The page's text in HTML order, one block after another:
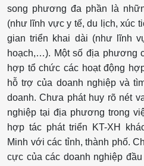
song phương đa phần là
(như lĩnh vực y tế, du lịch, xúc
gian triển khai dài (như lĩnh
hoạch,…). Một số địa phương
hợp tổ chức các hoạt động
hỗ trợ của doanh nghiệp và
doanh. Chưa phát huy rõ nét
nghiệp tại địa phương trong
hợp tác phát triển KT-XH
Minh với các tỉnh, thành phố.
cực của các doanh nghiệp